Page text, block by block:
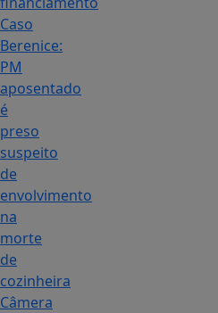
Caso
Berenice:
PM
aposentado
é
preso
suspeito
de
envolvimento
na
morte
de
cozinheira
Câmera